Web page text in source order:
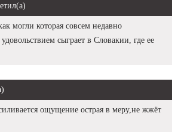
могли которая совсем недавно
сыграет в Словакии, где ее
ощущение острая в меру,не жжёт